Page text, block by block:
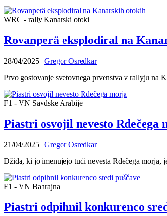
WRC - rally Kanarski otoki
Rovanperä eksplodiral na
28/04/2025 | Gregor Osredkar
Prvo gostovanje svetovnega prvenstva v rallyju na
F1 - VN Savdske Arabije
Piastri osvojil nevesto Rdečega
21/04/2025 | Gregor Osredkar
Džida, ki jo imenujejo tudi nevesta Rdečega
F1 - VN Bahrajna
Piastri odpihnil konkurenco